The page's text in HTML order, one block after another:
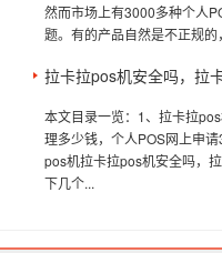
然而市场上有3000多种个人
题。有的产品自然是不正规
拉卡拉pos机安全吗，拉
本文目录一览：1、拉卡拉
理多少钱，个人POS网上申
pos机拉卡拉pos机安全吗，
下几个...